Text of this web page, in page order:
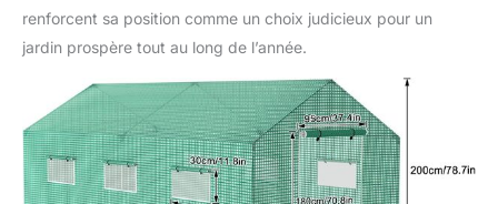
renforcent sa position comme un choix judicieux pour un
jardin prospère tout au long de l’année.